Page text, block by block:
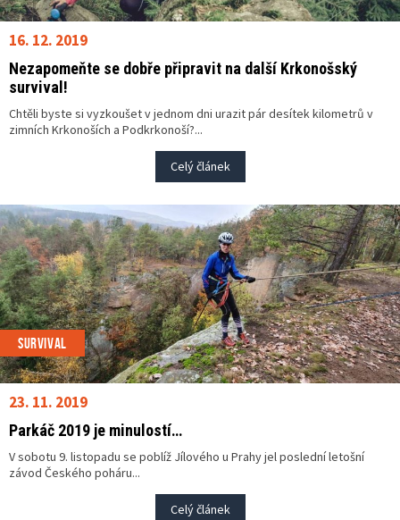
16. 12. 2019
Nezapomeňte se dobře připravit na další Krkonošský
survival!
Chtěli byste si vyzkoušet v jednom dni urazit pár desítek kilometrů v
zimních Krkonoších a Podkrkonoší?...
Celý článek
SURVIVAL
23. 11. 2019
Parkáč 2019 je minulostí…
V sobotu 9. listopadu se poblíž Jílového u Prahy jel poslední letošní
závod Českého poháru...
Celý článek